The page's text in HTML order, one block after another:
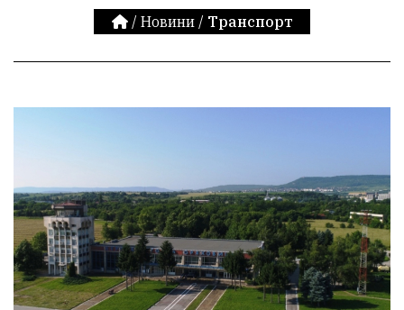
/ Новини / Транспорт